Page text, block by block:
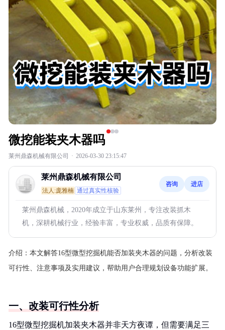
微挖能装夹木器吗
莱州鼎森机械有限公司 · 2026-03-30 23:15:47
莱州鼎森机械有限公司
法人:庞雅楠 通过真实性核验
咨询 进店
莱州鼎森机械，2020年成立于山东莱州，专注改装抓木
机，深耕机械行业，经验丰富，专业权威，品质有保障。
介绍： 本文解答16型微型挖掘机能否加装夹木器的问题，分析改装
可行性、注意事项及实用建议，帮助用户合理规划设备功能扩展。
一、改装可行性分析
16型微型挖掘机加装夹木器并非天方夜谭，但需要满足三